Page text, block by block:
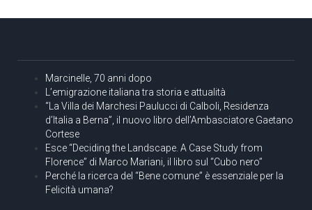
Marcinelle, 70 anni dopo
L’emigrazione italiana tra storia e attualità
“La Villa dei Marchesi Paulucci di Calboli, Residenza
d’Italia a Berna”, il nuovo libro dell’Ambasciatore Gaetano
Cortese
Esce “Deciding the Landscape. A Case Study from
Florence” di Marco Mariani, il libro sul “Cubo nero”
Perché la ricerca del “Bene comune” è essenziale per la
Felicità umana?